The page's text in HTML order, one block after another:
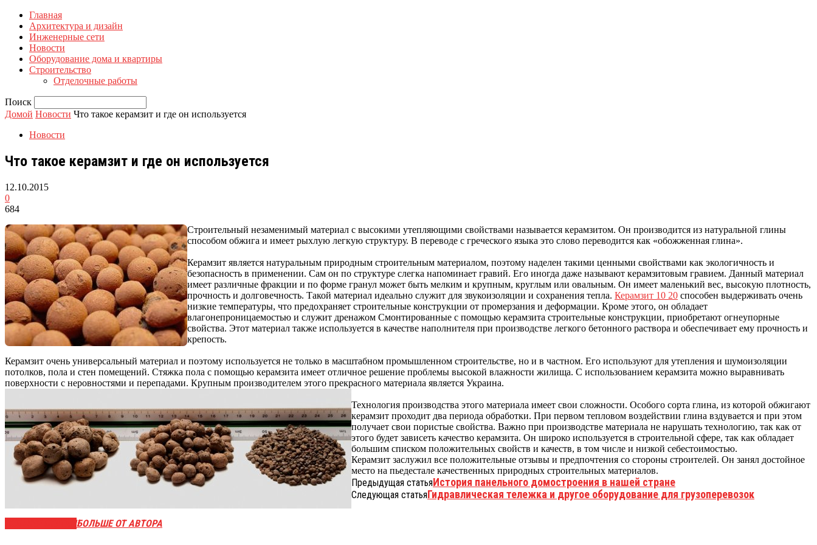
Главная
Архитектура и дизайн
Инженерные сети
Новости
Оборудование дома и квартиры
Строительство
Отделочные работы
Поиск
Домой Новости Что такое керамзит и где он используется
Новости
Что такое керамзит и где он используется
12.10.2015
0
684
Строительный незаменимый материал с высокими утепляющими свойствами называется керамзитом. Он производится из натуральной глины
способом обжига и имеет рыхлую легкую структуру. В переводе с греческого языка это слово переводится как «обожженная глина».
Керамзит является натуральным природным строительным материалом, поэтому наделен такими ценными свойствами как экологичность и
безопасность в применении. Сам он по структуре слегка напоминает гравий. Его иногда даже называют керамзитовым гравием. Данный материал
имеет различные фракции и по форме гранул может быть мелким и крупным, круглым или овальным. Он имеет маленький вес, высокую плотность,
прочность и долговечность. Такой материал идеально служит для звукоизоляции и сохранения тепла. Керамзит 10 20 способен выдерживать очень
низкие температуры, что предохраняет строительные конструкции от промерзания и деформации. Кроме этого, он обладает
влагонепроницаемостью и служит дренажом Смонтированные с помощью керамзита строительные конструкции, приобретают огнеупорные
свойства. Этот материал также используется в качестве наполнителя при производстве легкого бетонного раствора и обеспечивает ему прочность и
крепость.
Керамзит очень универсальный материал и поэтому используется не только в масштабном промышленном строительстве, но и в частном. Его используют для утепления и шумоизоляции
потолков, пола и стен помещений. Стяжка пола с помощью керамзита имеет отличное решение проблемы высокой влажности жилища. С использованием керамзита можно выравнивать
поверхности с неровностями и перепадами. Крупным производителем этого прекрасного материала является Украина.
Технология производства этого материала имеет свои сложности. Особого сорта глина, из которой обжигают
керамзит проходит два периода обработки. При первом тепловом воздействии глина вздувается и при этом
получает свои пористые свойства. Важно при производстве материала не нарушать технологию, так как от
этого будет зависеть качество керамзита. Он широко используется в строительной сфере, так как обладает
большим списком положительных свойств и качеств, в том числе и низкой себестоимостью.
Керамзит заслужил все положительные отзывы и предпочтения со стороны строителей. Он занял достойное
место на пьедестале качественных природных строительных материалов.
Предыдущая статьяИстория панельного домостроения в нашей стране
Следующая статьяГидравлическая тележка и другое оборудование для грузоперевозок
БОЛЬШЕ ОТ АВТОРА